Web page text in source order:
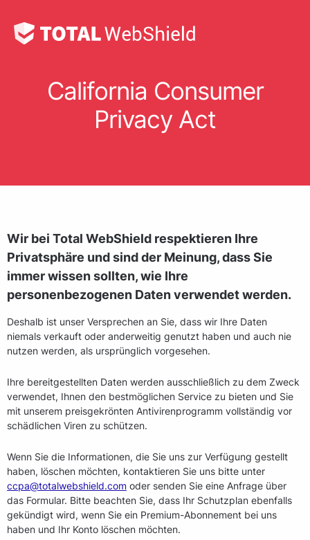
California Consumer
Privacy Act
Wir bei Total WebShield respektieren Ihre
Privatsphäre und sind der Meinung, dass Sie
immer wissen sollten, wie Ihre
personenbezogenen Daten verwendet werden.
Deshalb ist unser Versprechen an Sie, dass wir Ihre Daten
niemals verkauft oder anderweitig genutzt haben und auch nie
nutzen werden, als ursprünglich vorgesehen.
Ihre bereitgestellten Daten werden ausschließlich zu dem Zweck
verwendet, Ihnen den bestmöglichen Service zu bieten und Sie
mit unserem preisgekrönten Antivirenprogramm vollständig vor
schädlichen Viren zu schützen.
Wenn Sie die Informationen, die Sie uns zur Verfügung gestellt
haben, löschen möchten, kontaktieren Sie uns bitte unter
ccpa@totalwebshield.com oder senden Sie eine Anfrage über
das Formular. Bitte beachten Sie, dass Ihr Schutzplan ebenfalls
gekündigt wird, wenn Sie ein Premium-Abonnement bei uns
haben und Ihr Konto löschen möchten.